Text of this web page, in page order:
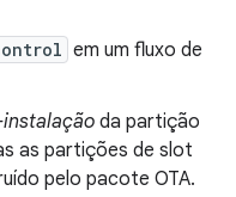
em um fluxo de
da partição
as partições de slot
pelo pacote OTA.